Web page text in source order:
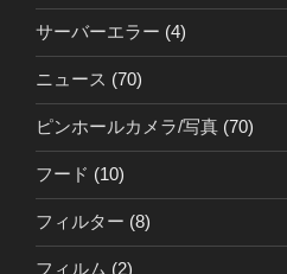
サーバーエラー (4)
ニュース (70)
ピンホールカメラ/写真 (70)
フード (10)
フィルター (8)
フィルム (2)